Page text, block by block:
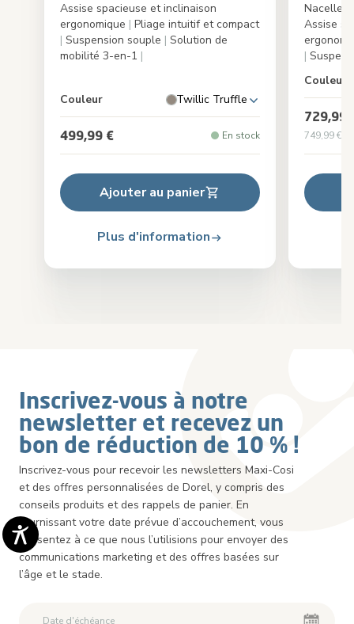
Assise spacieuse et inclinaison
ergonomique | Pliage intuitif et compact
| Suspension souple | Solution de
mobilité 3-en-1 |
Couleur Twillic Truffle
499,99 € En stock
Ajouter au panier
Plus d'information
Nacelle
Assise
|
Couleur
729,99
749,99 €
Inscrivez-vous à notre
newsletter et recevez un
bon de réduction de 10 % !
Inscrivez-vous pour recevoir les newsletters Maxi-Cosi
et des offres personnalisées de Dorel, y compris des
conseils produits et des rappels de panier. En
fournissant votre date prévue d’accouchement, vous
consentez à ce que nous l’utilisions pour envoyer des
communications marketing et des offres basées sur
l’âge et le stade.